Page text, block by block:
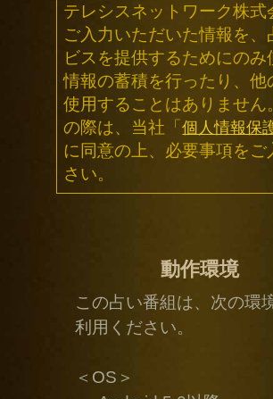
「うらなえる」について
利用規約
特定商取引法に基づく表記
プライバシーポリシー
占い師一覧
メルマガ配信解除
よくある質問
お問い合わせ
(C) Telsys Network CO.,LTD.